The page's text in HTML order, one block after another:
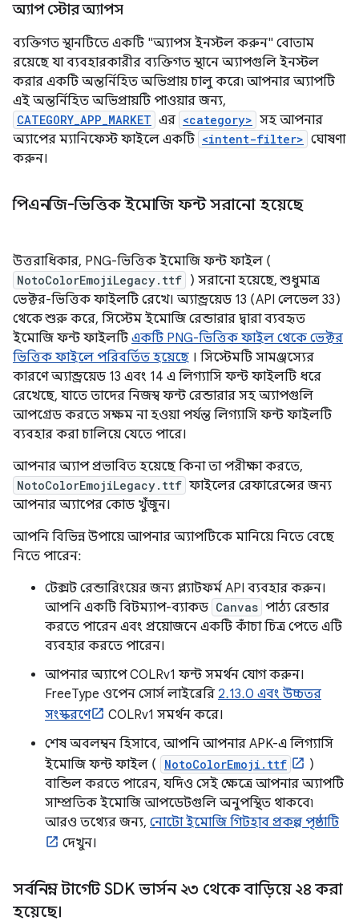
অ্যাপ স্টোর অ্যাপস
ব্যক্তিগত স্থানটিতে একটি "অ্যাপস ইনস্টল করুন" বোতাম
রয়েছে যা ব্যবহারকারীর ব্যক্তিগত স্থানে অ্যাপগুলি ইনস্টল
করার একটি অন্তর্নিহিত অভিপ্রায় চালু করে৷ আপনার অ্যাপটি
এই অন্তর্নিহিত অভিপ্রায়টি পাওয়ার জন্য,
CATEGORY_APP_MARKET এর <category> সহ আপনার
অ্যাপের ম্যানিফেস্ট ফাইলে একটি <intent-filter> ঘোষণা
করুন।
পিএনজি-ভিত্তিক ইমোজি ফন্ট সরানো হয়েছে
উত্তরাধিকার, PNG-ভিত্তিক ইমোজি ফন্ট ফাইল (
NotoColorEmojiLegacy.ttf ) সরানো হয়েছে, শুধুমাত্র
ভেক্টর-ভিত্তিক ফাইলটি রেখে। অ্যান্ড্রয়েড 13 (API লেভেল 33)
থেকে শুরু করে, সিস্টেম ইমোজি রেন্ডারার দ্বারা ব্যবহৃত
ইমোজি ফন্ট ফাইলটি একটি PNG-ভিত্তিক ফাইল থেকে ভেক্টর
ভিত্তিক ফাইলে পরিবর্তিত হয়েছে । সিস্টেমটি সামঞ্জস্যের
কারণে অ্যান্ড্রয়েড 13 এবং 14 এ লিগ্যাসি ফন্ট ফাইলটি ধরে
রেখেছে, যাতে তাদের নিজস্ব ফন্ট রেন্ডারার সহ অ্যাপগুলি
আপগ্রেড করতে সক্ষম না হওয়া পর্যন্ত লিগ্যাসি ফন্ট ফাইলটি
ব্যবহার করা চালিয়ে যেতে পারে।
আপনার অ্যাপ প্রভাবিত হয়েছে কিনা তা পরীক্ষা করতে,
NotoColorEmojiLegacy.ttf ফাইলের রেফারেন্সের জন্য
আপনার অ্যাপের কোড খুঁজুন।
আপনি বিভিন্ন উপায়ে আপনার অ্যাপটিকে মানিয়ে নিতে বেছে
নিতে পারেন:
টেক্সট রেন্ডারিংয়ের জন্য প্ল্যাটফর্ম API ব্যবহার করুন।
আপনি একটি বিটম্যাপ-ব্যাকড Canvas পাঠ্য রেন্ডার
করতে পারেন এবং প্রয়োজনে একটি কাঁচা চিত্র পেতে এটি
ব্যবহার করতে পারেন।
আপনার অ্যাপে COLRv1 ফন্ট সমর্থন যোগ করুন।
FreeType ওপেন সোর্স লাইব্রেরি 2.13.0 এবং উচ্চতর
সংস্করণে
COLRv1 সমর্থন করে।
শেষ অবলম্বন হিসাবে, আপনি আপনার APK-এ লিগ্যাসি
ইমোজি ফন্ট ফাইল (
NotoColorEmoji.ttf
)
বান্ডিল করতে পারেন, যদিও সেই ক্ষেত্রে আপনার অ্যাপটি
সাম্প্রতিক ইমোজি আপডেটগুলি অনুপস্থিত থাকবে৷
আরও তথ্যের জন্য, নোটো ইমোজি গিটহাব প্রকল্প পৃষ্ঠাটি
দেখুন।
সর্বনিম্ন টার্গেট SDK ভার্সন ২৩ থেকে বাড়িয়ে ২৪ করা
হয়েছে।